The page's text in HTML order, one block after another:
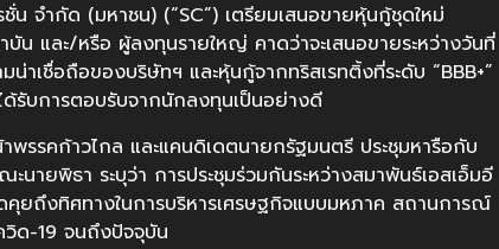
น จำกัด (มหาชน) (“SC”) เตรียมเสนอขายหุ้นกู้ชุดใหม่
และ/หรือ ผู้ลงทุนรายใหญ่ คาดว่าจะเสนอขายระหว่างวันที่
เชื่อถือของบริษัทฯ และหุ้นกู้จากทริสเรทติ้งที่ระดับ “BBB+”
รับการตอบรับจากนักลงทุนเป็นอย่างดี
รคก้าวไกล และแคนดิเดตนายกรัฐมนตรี ประชุมหารือกับ
ายพิธา ระบุว่า การประชุมร่วมกันระหว่างสมาพันธ์เอสเอ็มอี
ยถึงทิศทางในการบริหารเศรษฐกิจแบบมหภาค สถานการณ์
วิด-19 จนถึงปัจจุบัน